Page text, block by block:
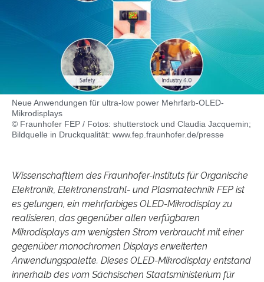
Neue Anwendungen für ultra-low power Mehrfarb-OLED-
Mikrodisplays
© Fraunhofer FEP / Fotos: shutterstock und Claudia Jacquemin;
Bildquelle in Druckqualität: www.fep.fraunhofer.de/presse
Wissenschaftlern des Fraunhofer-Instituts für Organische
Elektronik, Elektronenstrahl- und Plasmatechnik FEP ist
es gelungen, ein mehrfarbiges OLED-Mikrodisplay zu
realisieren, das gegenüber allen verfügbaren
Mikrodisplays am wenigsten Strom verbraucht mit einer
gegenüber monochromen Displays erweiterten
Anwendungspalette. Dieses OLED-Mikrodisplay entstand
innerhalb des vom Sächsischen Staatsministerium für